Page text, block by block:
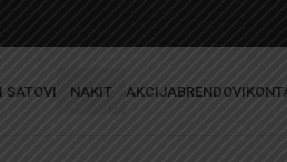
SATOVI NAKIT AKCIJABRENDOVI